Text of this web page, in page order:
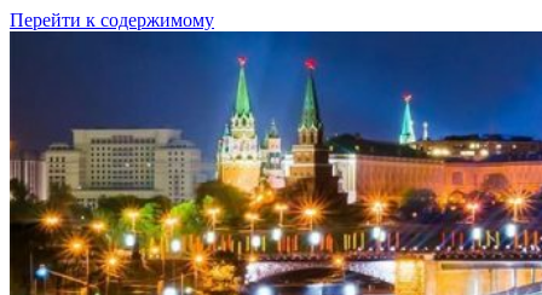
Перейти к содержимому